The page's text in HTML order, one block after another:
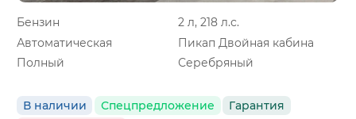
Бензин
2 л, 218 л.с.
Автоматическая
Пикап Двойная кабина
Полный
Серебряный
В наличии Спецпредложение
Гарантия